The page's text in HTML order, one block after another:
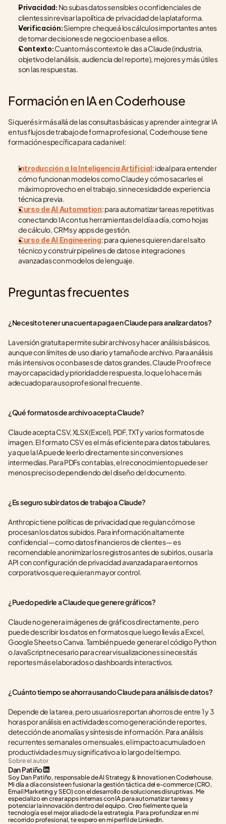
Privacidad: No subas datos sensibles o confidenciales de
clientes sin revisar la política de privacidad de la plataforma.
Verificación: Siempre chequeá los cálculos importantes antes
de tomar decisiones de negocio en base a ellos.
Contexto: Cuanto más contexto le das a Claude (industria,
objetivo del análisis, audiencia del reporte), mejores y más útiles
son las respuestas.
Formación en IA en Coderhouse
Si querés ir más allá de las consultas básicas y aprender a integrar IA
en tus flujos de trabajo de forma profesional, Coderhouse tiene
formación específica para cada nivel:
Introducción a la Inteligencia Artificial: ideal para entender
cómo funcionan modelos como Claude y cómo sacarles el
máximo provecho en el trabajo, sin necesidad de experiencia
técnica previa.
Curso de AI Automation: para automatizar tareas repetitivas
conectando IA con tus herramientas del día a día, como hojas
de cálculo, CRMs y apps de gestión.
Curso de AI Engineering: para quienes quieren dar el salto
técnico y construir pipelines de datos e integraciones
avanzadas con modelos de lenguaje.
Preguntas frecuentes
¿Necesito tener una cuenta paga en Claude para analizar datos?
La versión gratuita permite subir archivos y hacer análisis básicos,
aunque con límites de uso diario y tamaño de archivo. Para análisis
más intensivos o con bases de datos grandes, Claude Pro ofrece
mayor capacidad y prioridad de respuesta, lo que lo hace más
adecuado para uso profesional frecuente.
¿Qué formatos de archivo acepta Claude?
Claude acepta CSV, XLSX (Excel), PDF, TXT y varios formatos de
imagen. El formato CSV es el más eficiente para datos tabulares,
ya que la IA puede leerlo directamente sin conversiones
intermedias. Para PDFs con tablas, el reconocimiento puede ser
menos preciso dependiendo del diseño del documento.
¿Es seguro subir datos de trabajo a Claude?
Anthropic tiene políticas de privacidad que regulan cómo se
procesan los datos subidos. Para información altamente
confidencial —como datos financieros de clientes— es
recomendable anonimizar los registros antes de subirlos, o usar la
API con configuración de privacidad avanzada para entornos
corporativos que requieran mayor control.
¿Puedo pedirle a Claude que genere gráficos?
Claude no genera imágenes de gráficos directamente, pero
puede describir los datos en formatos que luego llevás a Excel,
Google Sheets o Canva. También puede generar el código Python
o JavaScript necesario para crear visualizaciones si necesitás
reportes más elaborados o dashboards interactivos.
¿Cuánto tiempo se ahorra usando Claude para análisis de datos?
Depende de la tarea, pero usuarios reportan ahorros de entre 1 y 3
horas por análisis en actividades como generación de reportes,
detección de anomalías y síntesis de información. Para análisis
recurrentes semanales o mensuales, el impacto acumulado en
productividad es muy significativo a lo largo del tiempo.
Sobre el autor
Dan Patiño
Soy Dan Patiño, responsable de AI Strategy & Innovation en Coderhouse.
Mi día a día consiste en fusionar la gestión táctica del e-commerce (CRO,
Email Marketing y SEO) con el desarrollo de soluciones disruptivas. Me
especializo en crear apps internas con IA para automatizar tareas y
potenciar la innovación dentro del equipo. Creo fielmente que la
tecnología es el mejor aliado de la estrategia. Para profundizar en mi
recorrido profesional, te espero en mi perfil de LinkedIn.